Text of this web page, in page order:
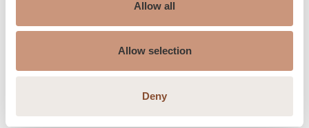
Allow all
Allow selection
Deny